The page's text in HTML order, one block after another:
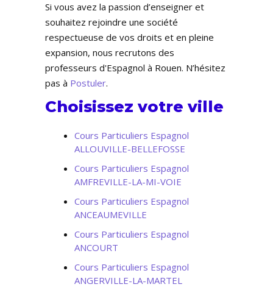
Si vous avez la passion d’enseigner et
souhaitez rejoindre une société
respectueuse de vos droits et en pleine
expansion, nous recrutons des
professeurs d'Espagnol à Rouen. N’hésitez
pas à Postuler.
Choisissez votre ville
Cours Particuliers Espagnol
ALLOUVILLE-BELLEFOSSE
Cours Particuliers Espagnol
AMFREVILLE-LA-MI-VOIE
Cours Particuliers Espagnol
ANCEAUMEVILLE
Cours Particuliers Espagnol
ANCOURT
Cours Particuliers Espagnol
ANGERVILLE-LA-MARTEL